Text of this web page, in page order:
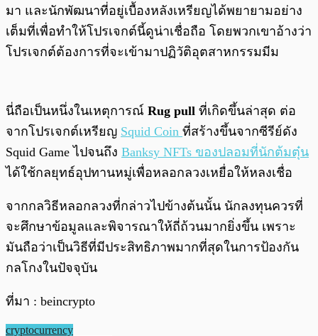
มา และนักพัฒนาที่อยู่เบื้องหลังเหรียญได้พยายามอย่าง
เต็มที่เพื่อทำให้โปรเจกต์นี้ดูน่าเชื่อถือ โดยพวกเขาอ้างว่า
โปรเจกต์ต้องการที่จะเข้ามาปฏิวัติอุตสาหกรรมมีม
นี่ถือเป็นหนึ่งในเหตุการณ์ Rug pull ที่เกิดขึ้นล่าสุด ต่อ
จากโปรเจกต์เหรียญ Squid Coin ที่สร้างขึ้นจากซีรีย์ดัง
Squid Game ไปจนถึง Banksy NFTs ของปลอมที่นักต้มตุ๋น
ได้ใช้กลยุทธ์อุปทานหมู่เพื่อหลอกลวงเหยื่อให้หลงเชื่อ
จากกลวิธีหลอกลวงที่กล่าวไปข้างต้นนั้น นักลงทุนควรที่
จะศึกษาข้อมูลและพิจารณาให้ถี่ถ้วนมากยิ่งขึ้น เพราะ
มันถือว่าเป็นวิธีที่มีประสิทธิภาพมากที่สุดในการป้องกัน
กลโกงในปัจจุบัน
ที่มา : beincrypto
cryptocurrency